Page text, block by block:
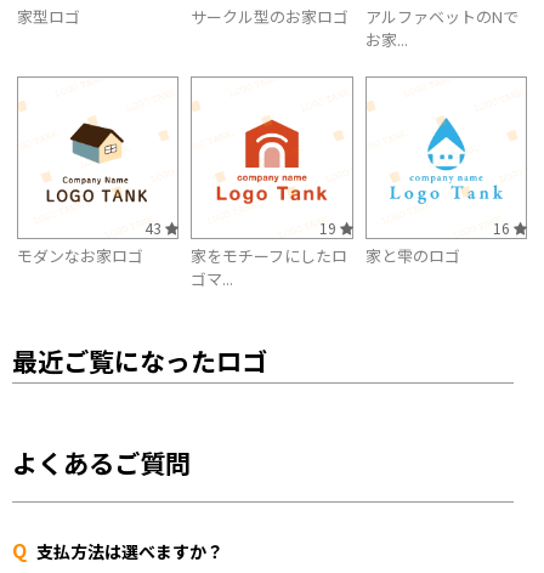
家型ロゴ サークル型のお家ロゴ
アルファベットのNで
お家...
43
モダンなお家ロゴ
19
家をモチーフにしたロ
ゴマ...
16
家と雫のロゴ
最近ご覧になったロゴ
よくあるご質問
Q 支払方法は選べますか？